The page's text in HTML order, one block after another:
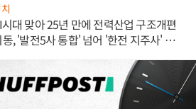
대 맞아 25년 만에 전력산업 구조개편
, '발전5사 통합' 넘어 '한전 지주사' 재편